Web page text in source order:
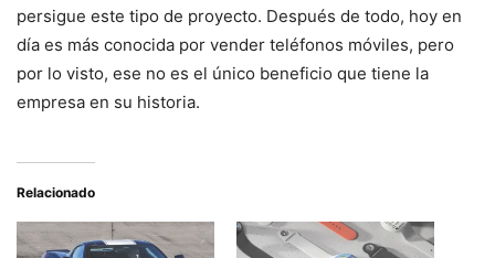
persigue este tipo de proyecto. Después de todo, hoy en
día es más conocida por vender teléfonos móviles, pero
por lo visto, ese no es el único beneficio que tiene la
empresa en su historia.
Relacionado